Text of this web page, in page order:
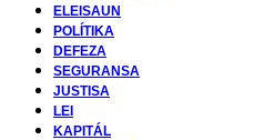
ELEISAUN
POLÍTIKA
DEFEZA
SEGURANSA
JUSTISA
LEI
KAPITÁL